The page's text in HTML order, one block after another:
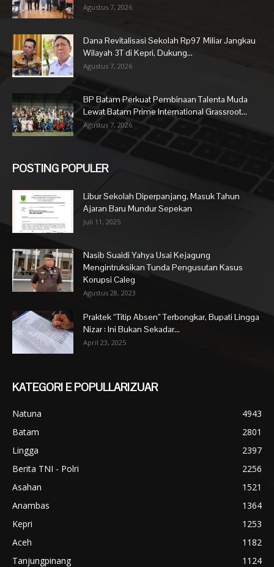
Agustus 7, 2026
Dana Revitalisasi Sekolah Rp97 Miliar Jangkau
Wilayah 3T di Kepri, Dukung...
Agustus 7, 2026
BP Batam Perkuat Pembinaan Talenta Muda
Lewat Batam Prime International Grassroot...
Agustus 7, 2026
POSTING POPULER
Libur Sekolah Diperpanjang, Masuk Tahun
Ajaran Baru Mundur Sepekan
Juli 11, 2025
Nasib Suaidi Yahya Usai Kejagung
Mengintruksikan Tunda Pengusutan Kasus
Korupsi Caleg
Agustus 28, 2023
Praktek “Titip Absen” Terbongkar, Bupati Lingga
Nizar : Ini Bukan Sekadar...
April 23, 2025
KATEGORI E POPULLARIZUAR
Natuna
4943
Batam
2801
Lingga
2397
Berita TNI - Polri
2256
Asahan
1521
Anambas
1364
Kepri
1253
Aceh
1182
Tanjungpinang
1124